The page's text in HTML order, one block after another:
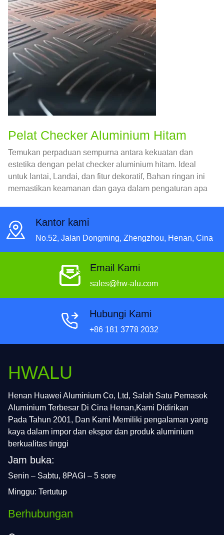
Pelat Checker Aluminium Hitam
Temukan perpaduan sempurna antara kekuatan dan
estetika dengan pelat checker aluminium hitam. Ideal
untuk lantai, Landai, dan fitur dekoratif, Bahan ringan ini
memastikan keamanan dan gaya dalam pengaturan apa
Kantor kami
No.52, Jalan Dongming, Zhengzhou, Henan, Cina
Email Kami
sales@hw-alu.com
Hubungi Kami
+86 181 3778 2032
HWALU
Henan Huawei Aluminium Co, Ltd, Salah Satu Pemasok
Aluminium Terbesar Di Cina Henan,Kami Didirikan
Pada Tahun 2001, Dan Kami Memiliki pengalaman yang
kaya dalam impor dan ekspor dan produk aluminium
berkualitas tinggi
Jam buka:
Senin – Sabtu, 8PAGI – 5 sore
Minggu: Tertutup
Berhubungan